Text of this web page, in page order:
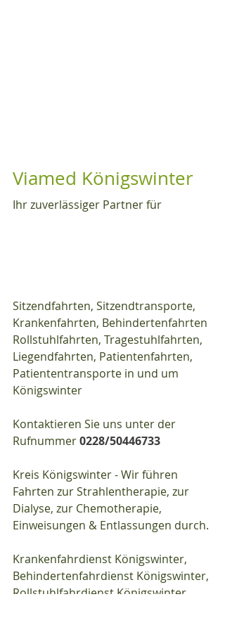
Viamed Königswinter
Ihr zuverlässiger Partner für
Sitzendfahrten, Sitzendtransporte,
Krankenfahrten, Behindertenfahrten
Rollstuhlfahrten, Tragestuhlfahrten,
Liegendfahrten, Patientenfahrten,
Patiententransporte in und um
Königswinter
Kontaktieren Sie uns unter der
Rufnummer 0228/50446733
Kreis Königswinter - Wir führen
Fahrten zur Strahlentherapie, zur
Dialyse, zur Chemotherapie,
Einweisungen & Entlassungen durch.
Krankenfahrdienst Königswinter,
Behindertenfahrdienst Königswinter,
Rollstuhlfahrdienst Königswinter,